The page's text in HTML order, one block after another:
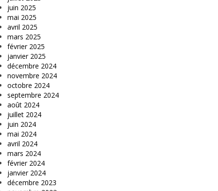
juin 2025
mai 2025
avril 2025
mars 2025
février 2025
janvier 2025
décembre 2024
novembre 2024
octobre 2024
septembre 2024
août 2024
juillet 2024
juin 2024
mai 2024
avril 2024
mars 2024
février 2024
janvier 2024
décembre 2023